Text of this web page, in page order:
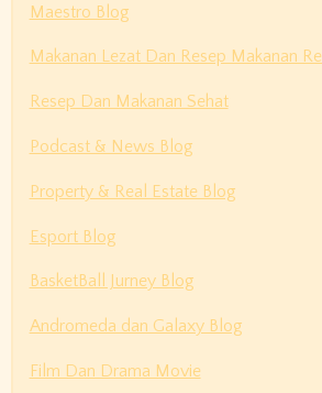
Maestro Blog
Makanan Lezat Dan Resep Makanan
Resep Dan Makanan Sehat
Podcast & News Blog
Property & Real Estate Blog
Esport Blog
BasketBall Jurney Blog
Andromeda dan Galaxy Blog
Film Dan Drama Movie